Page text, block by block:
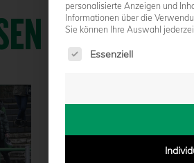
MÜNSTER
personalisierte Anzeigen und
Informationen über die
Sie können Ihre Auswahl
Es folgt eine Liste der
Essenziell